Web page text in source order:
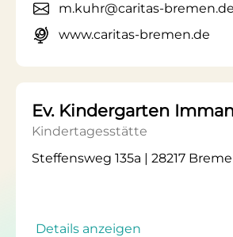
m.kuhr@caritas-bremen.de
www.caritas-bremen.de
Ev. Kindergarten
Kindertagesstätte
Steffensweg 135a | 28217
Details anzeigen